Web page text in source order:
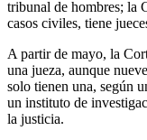
tribunal de hombres; la
casos civiles, tiene
A partir de mayo, la
una jueza, aunque
solo tienen una, según
un instituto de
la justicia.